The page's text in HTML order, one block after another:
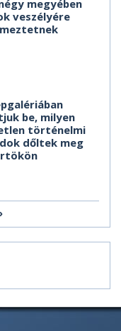
megyében
veszélyére
be, milyen
történelmi
dőltek meg